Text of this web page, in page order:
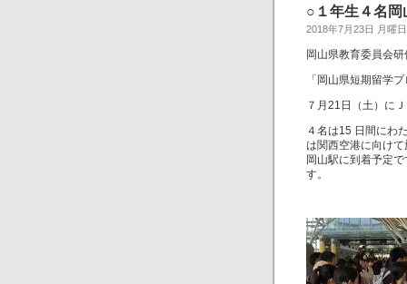
○１年生４名岡
2018年7月23日 月曜日
岡山県教育委員会
「岡山県短期留学
７月21日（土）に
４名は15 日間にわ
は関西空港に向け
岡山駅に到着予定
す。